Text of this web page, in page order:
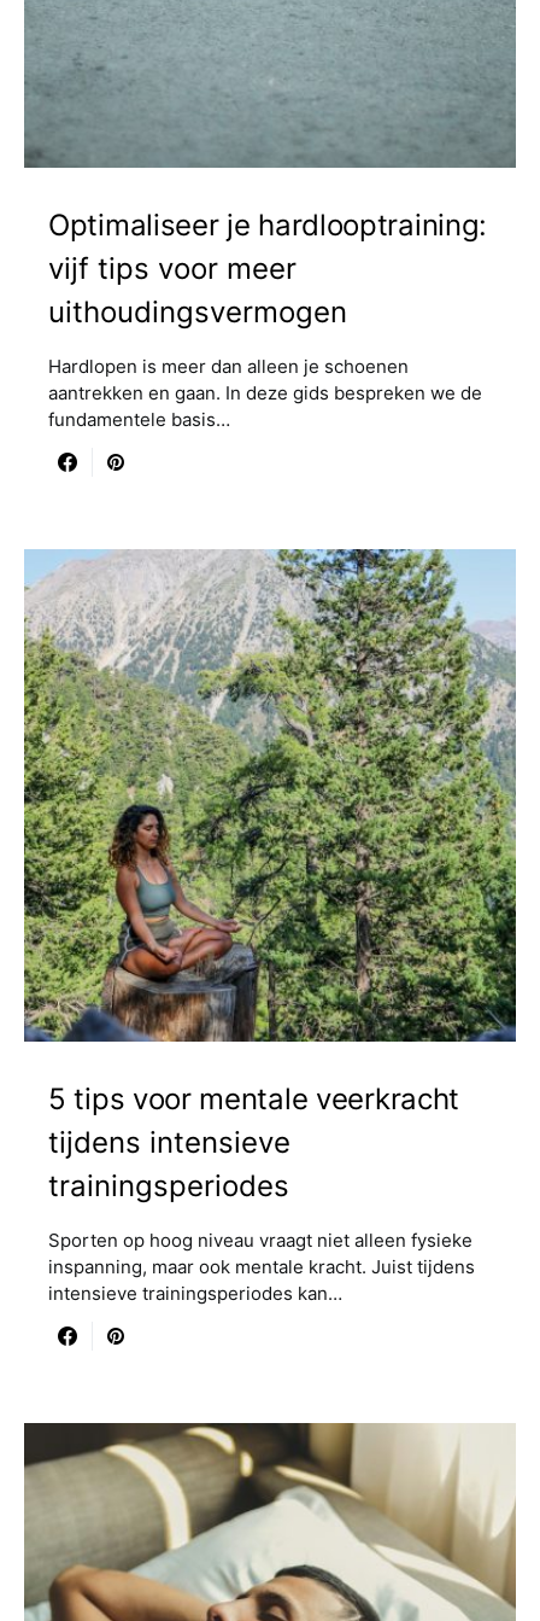
Optimaliseer je hardlooptraining:
vijf tips voor meer
uithoudingsvermogen
Hardlopen is meer dan alleen je schoenen
aantrekken en gaan. In deze gids bespreken we de
fundamentele basis…
5 tips voor mentale veerkracht
tijdens intensieve
trainingsperiodes
Sporten op hoog niveau vraagt niet alleen fysieke
inspanning, maar ook mentale kracht. Juist tijdens
intensieve trainingsperiodes kan…